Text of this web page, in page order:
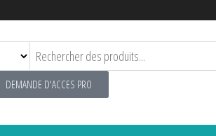
DEMANDE D'ACCES PRO